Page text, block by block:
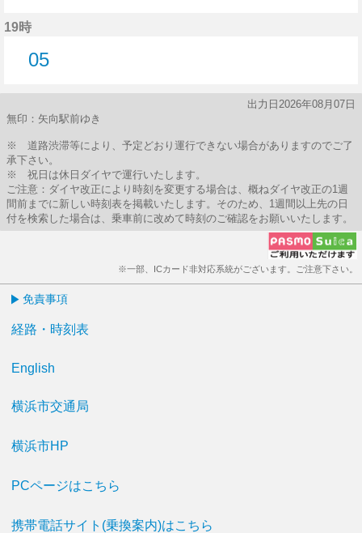
19時
05
出力日2026年08月07日
無印：矢向駅前ゆき
※ 道路渋滞等により、予定どおり運行できない場合がありますのでご了
承下さい。
※ 祝日は休日ダイヤで運行いたします。
ご注意：ダイヤ改正により時刻を変更する場合は、概ねダイヤ改正の1週
間前までに新しい時刻表を掲載いたします。そのため、1週間以上先の日
付を検索した場合は、乗車前に改めて時刻のご確認をお願いいたします。
※一部、ICカード非対応系統がございます。ご注意下さい。
免責事項
経路・時刻表
English
横浜市交通局
横浜市HP
PCページはこちら
携帯電話サイト(乗換案内)はこちら